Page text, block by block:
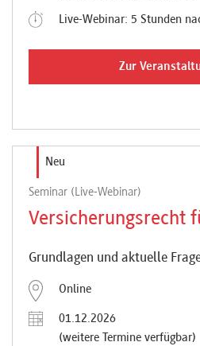
Live-Webinar: 5 Stunden
Zur
Neu
Seminar (Live-Webinar)
Versicherungsrecht
Grundlagen und aktuelle
Online
01.12.2026
(weitere Termine verfügbar)